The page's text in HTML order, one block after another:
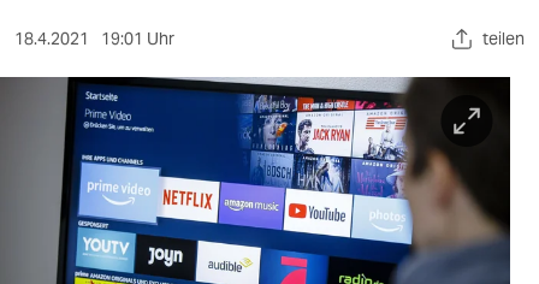
kultur
sport
berlin
nord
wahrheit
18.4.2021 19:01 Uhr teilen